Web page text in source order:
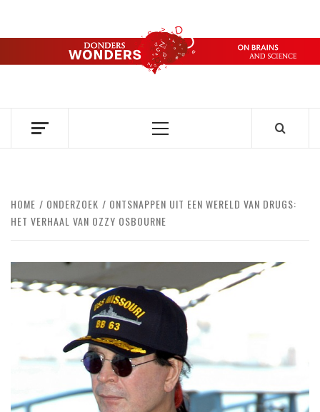
de
DONDERS
OVER HERSENEN EN WETENSCHAP // ON BRAINS AND
Primair
HOME ONDERZOEK
ONTSNAPPEN UIT EEN WERELD VAN DRUGS:
HET VERHAAL VAN OZZY OSBOURNE